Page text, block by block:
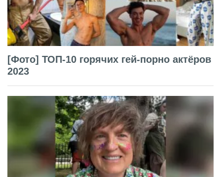
[Фото] ТОП-10 горячих гей-порно актёров
2023